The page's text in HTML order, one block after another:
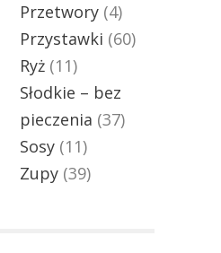
Przetwory (4)
Przystawki (60)
Ryż (11)
Słodkie – bez
pieczenia (37)
Sosy (11)
Zupy (39)